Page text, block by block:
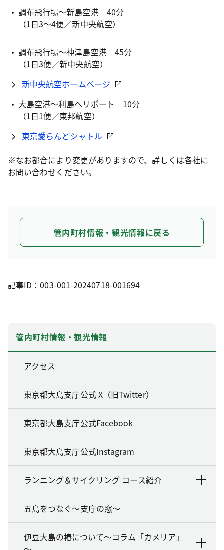
調布飛行場～新島空港 40分
（1日3～4便／新中央航空）
調布飛行場～神津島空港 45分
（1日3便／新中央航空）
新中央航空ホームページ
大島空港～利島ヘリポート 10分
（1日1便／東邦航空）
東京愛らんどシャトル
※なお都合により変更がありますので、詳しくは各社に
お問い合わせください。
管内町村情報・観光情報に戻る
記事ID：003-001-20240718-001694
管内町村情報・観光情報
アクセス
東京都大島支庁公式 X（旧Twitter）
東京都大島支庁公式Facebook
東京都大島支庁公式Instagram
ランニング＆サイクリング コース紹介
五島をつなぐ～支庁の窓～
伊豆大島の椿について～コラム「カメリア」